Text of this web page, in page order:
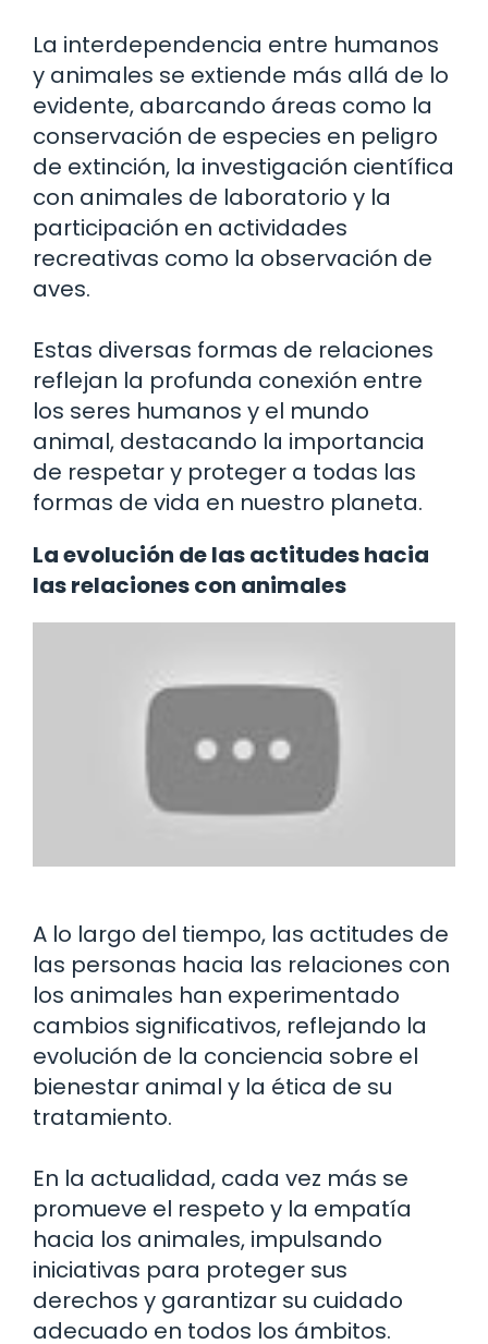
La interdependencia entre humanos
y animales se extiende más allá de lo
evidente, abarcando áreas como la
conservación de especies en peligro
de extinción, la investigación científica
con animales de laboratorio y la
participación en actividades
recreativas como la observación de
aves.
Estas diversas formas de relaciones
reflejan la profunda conexión entre
los seres humanos y el mundo
animal, destacando la importancia
de respetar y proteger a todas las
formas de vida en nuestro planeta.
La evolución de las actitudes hacia
las relaciones con animales
A lo largo del tiempo, las actitudes de
las personas hacia las relaciones con
los animales han experimentado
cambios significativos, reflejando la
evolución de la conciencia sobre el
bienestar animal y la ética de su
tratamiento.
En la actualidad, cada vez más se
promueve el respeto y la empatía
hacia los animales, impulsando
iniciativas para proteger sus
derechos y garantizar su cuidado
adecuado en todos los ámbitos.